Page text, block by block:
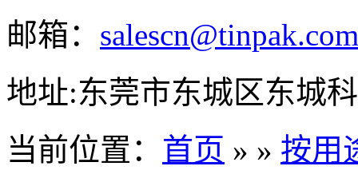
邮箱： salescn@tinpak.com
地址:东莞市东城区东城
当前位置： 首页 » » 按用